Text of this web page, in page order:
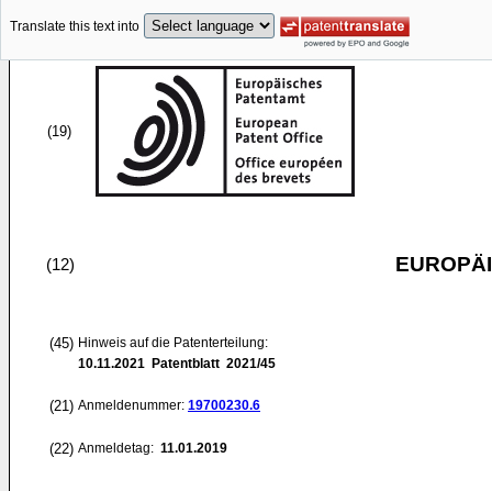
Translate this text into
(19)
(12)
(45) Hinweis auf die Patenterteilung:
10.11.2021 Patentblatt 2021/45
(21) Anmeldenummer: 19700230.6
(22) Anmeldetag: 11.01.2019